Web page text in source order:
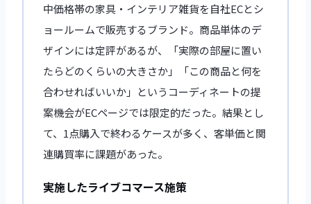
中価格帯の家具・インテリア雑貨を自社ECとシ
ョールームで販売するブランド。商品単体のデ
ザインには定評があるが、「実際の部屋に置い
たらどのくらいの大きさか」「この商品と何を
合わせればいいか」というコーディネートの提
案機会がECページでは限定的だった。結果とし
て、1点購入で終わるケースが多く、客単価と関
連購買率に課題があった。
実施したライブコマース施策